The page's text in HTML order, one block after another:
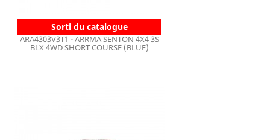
Sorti du catalogue
ARA4303V3T1 - ARRMA SENTON 4X4 3S
BLX 4WD SHORT COURSE (BLUE)